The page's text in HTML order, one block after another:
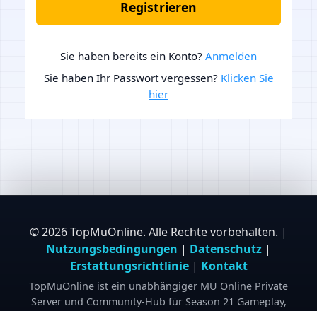
Registrieren
Sie haben bereits ein Konto? Anmelden
Sie haben Ihr Passwort vergessen? Klicken Sie
hier
© 2026 TopMuOnline. Alle Rechte vorbehalten. |
Nutzungsbedingungen | Datenschutz |
Erstattungsrichtlinie| Kontakt
TopMuOnline ist ein unabhängiger MU Online Private
Server und Community-Hub für Season 21 Gameplay,